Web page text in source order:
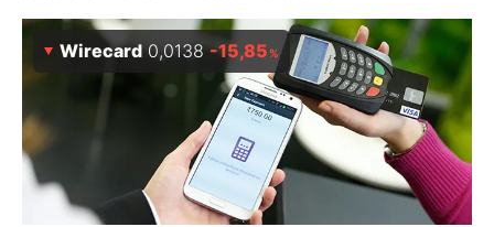
Experten
Mein B:O
Mein Konto
Wirecard 0,0138 -15,85 %